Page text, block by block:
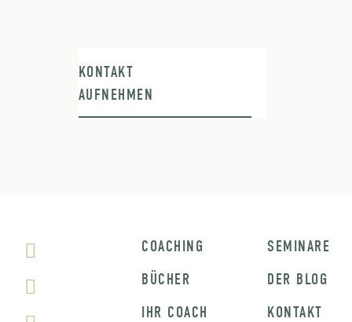
KONTAKT
AUFNEHMEN
COACHING
BÜCHER
IHR COACH
SEMINARE
DER BLOG
KONTAKT